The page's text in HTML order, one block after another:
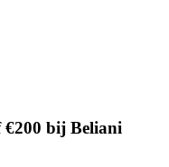
€200 bij Beliani